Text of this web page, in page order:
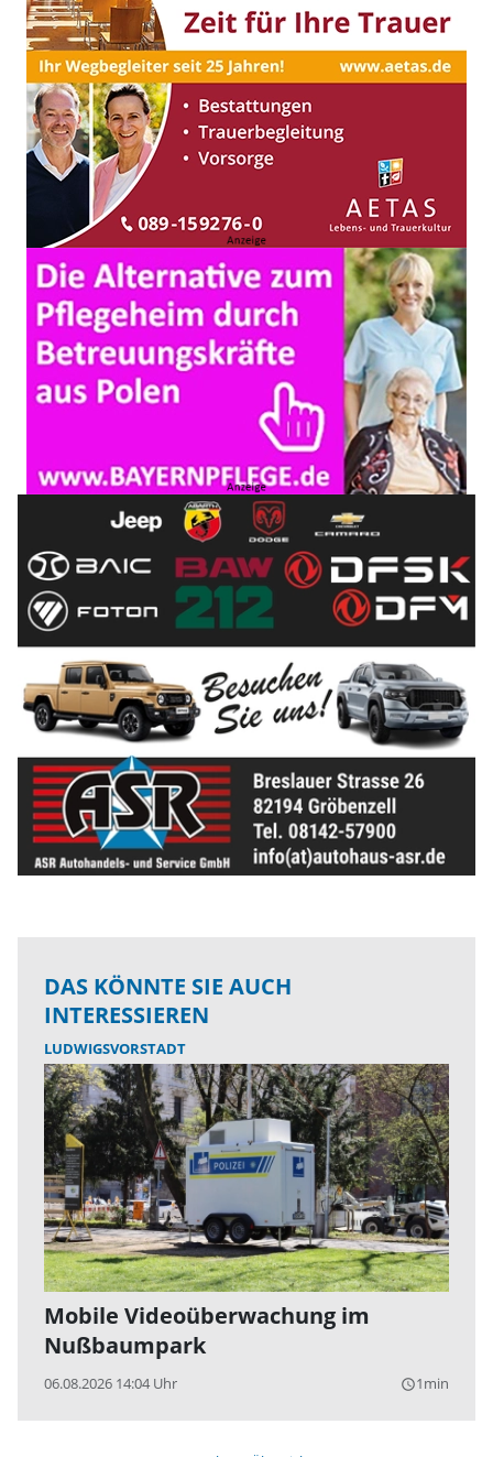
DAS KÖNNTE SIE AUCH
INTERESSIEREN
LUDWIGSVORSTADT
Mobile Videoüberwachung im
Nußbaumpark
06.08.2026 14:04 Uhr query_builder1min